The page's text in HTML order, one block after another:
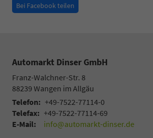
Bei Facebook teilen
Automarkt Dinser GmbH
Franz-Walchner-Str. 8
88239 Wangen im Allgäu
Telefon: +49-7522-77114-0
Telefax: +49-7522-77114-69
E-Mail:
info@automarkt-dinser.de